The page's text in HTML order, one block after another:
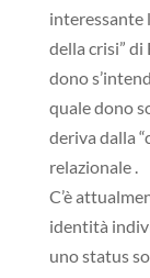
interessante
della crisi” di
dono
quale dono
deriva dalla
relazionale .
C’è
identità
uno status